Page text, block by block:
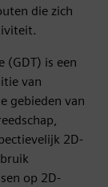
die zich
(GDT) is een
van
gebieden van
2D-
op 2D-